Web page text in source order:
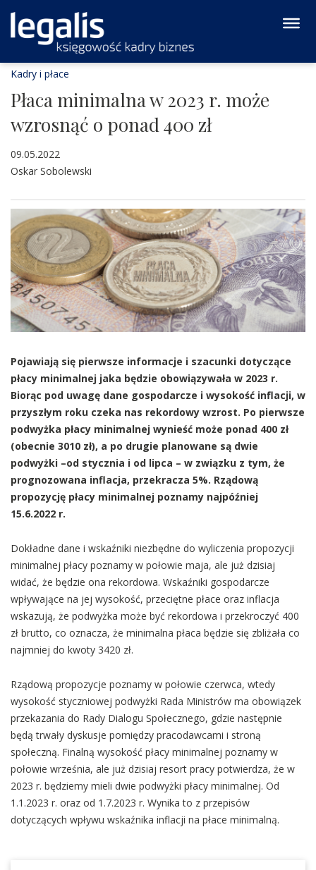
Kadry i płace
Płaca minimalna w 2023 r. może
wzrosnąć o ponad 400 zł
09.05.2022
Oskar Sobolewski
Pojawiają się pierwsze informacje i szacunki dotyczące
płacy minimalnej jaka będzie obowiązywała w 2023 r.
Biorąc pod uwagę dane gospodarcze i wysokość inflacji, w
przyszłym roku czeka nas rekordowy wzrost. Po pierwsze
podwyżka płacy minimalnej wynieść może ponad 400 zł
(obecnie 3010 zł), a po drugie planowane są dwie
podwyżki –od stycznia i od lipca – w związku z tym, że
prognozowana inflacja, przekracza 5%. Rządową
propozycję płacy minimalnej poznamy najpóźniej
15.6.2022 r.
Dokładne dane i wskaźniki niezbędne do wyliczenia propozycji
minimalnej płacy poznamy w połowie maja, ale już dzisiaj
widać, że będzie ona rekordowa. Wskaźniki gospodarcze
wpływające na jej wysokość, przeciętne płace oraz inflacja
wskazują, że podwyżka może być rekordowa i przekroczyć 400
zł brutto, co oznacza, że minimalna płaca będzie się zbliżała co
najmniej do kwoty 3420 zł.
Rządową propozycje poznamy w połowie czerwca, wtedy
wysokość styczniowej podwyżki Rada Ministrów ma obowiązek
przekazania do Rady Dialogu Społecznego, gdzie następnie
będą trwały dyskusje pomiędzy pracodawcami i stroną
społeczną. Finalną wysokość płacy minimalnej poznamy w
połowie września, ale już dzisiaj resort pracy potwierdza, że w
2023 r. będziemy mieli dwie podwyżki płacy minimalnej. Od
1.1.2023 r. oraz od 1.7.2023 r. Wynika to z przepisów
dotyczących wpływu wskaźnika inflacji na płace minimalną.